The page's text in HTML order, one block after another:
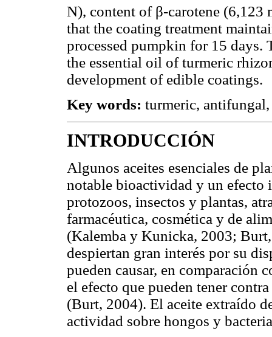
N), content of β-carotene (6,123
that the coating treatment
processed pumpkin for 15 days.
the essential oil of turmeric
development of edible coatings.
Key words: turmeric,
INTRODUCCIÓN
Algunos aceites esenciales de
notable bioactividad y un efecto
protozoos, insectos y plantas,
farmacéutica, cosmética y de
(Kalemba y Kunicka, 2003;
despiertan gran interés por su
pueden causar, en comparación
el efecto que pueden tener
(Burt, 2004). El aceite extraído
actividad sobre hongos y